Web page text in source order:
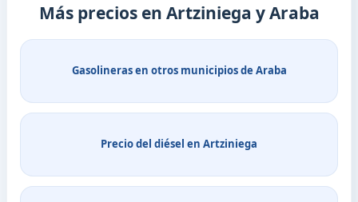
Más precios en Artziniega y Araba
Gasolineras en otros municipios de Araba
Precio del diésel en Artziniega